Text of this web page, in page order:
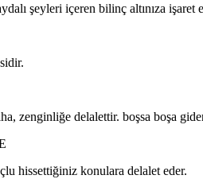
şeyleri içeren bilinç altınıza işaret
zenginliğe delalettir. boşsa boşa
hissettiğiniz konulara delalet eder.